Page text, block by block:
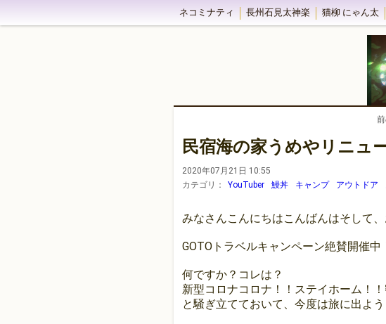
ネコミナティ 長州石見太神楽 猫柳 にゃん太
民宿海の家うめやリニュ
2020年07月21日 10:55
カテゴリ：
YouTuber 鰻丼 キャンプ アウトドア
みなさんこんにちはこんばんはそして
GOTOトラベルキャンペーン絶賛開催中
何ですか？コレは？
新型コロナコロナ！！ステイホーム！
と騒ぎ立てておいて、今度は旅に出よう